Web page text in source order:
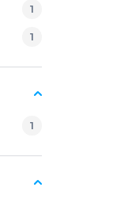
1
1
1